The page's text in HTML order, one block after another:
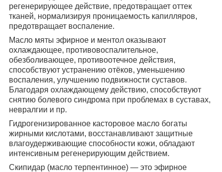
регенерирующее действие, предотвращает оттек
тканей, нормализируя проницаемость капилляров,
предотвращает воспаление.
Масло мяты эфирное и ментол оказывают
охлаждающее, противовоспалительное,
обезболивающее, противоотечное действия,
способствуют устранению отёков, уменьшению
воспаления, улучшению подвижности суставов.
Благодаря охлаждающему действию, способствуют
снятию болевого синдрома при проблемах в суставах,
невралгии и пр.
Гидрогенизированное касторовое масло богаты
жирными кислотами, восстанавливают защитные
влагоудерживающие способности кожи, обладают
интенсивным регенерирующим действием.
Скипидар (масло терпентинное) — это эфирное